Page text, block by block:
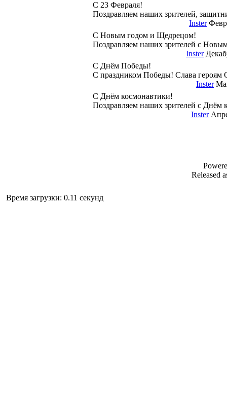
С 23 Февраля!
Поздравляем наших зрителей,
Inster
С Новым годом и Щедрецом!
Поздравляем наших зрителей с
Inster
С Днём Победы!
С праздником Победы! Слава героям
Inster
С Днём космонавтики!
Поздравляем наших зрителей с
Inster
Released
Время загрузки: 0.11 секунд